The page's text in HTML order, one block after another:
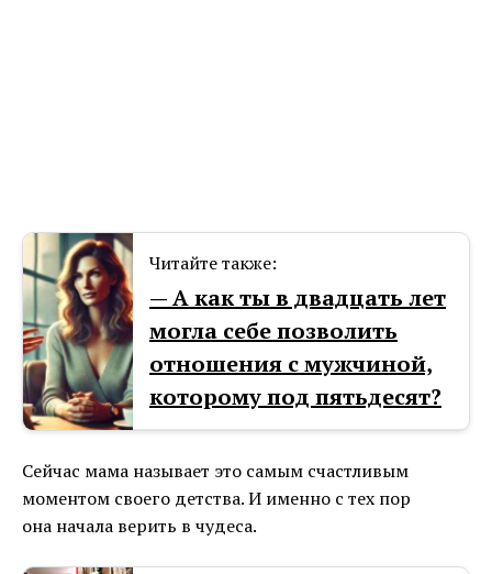
Читайте также:
— А как ты в двадцать лет
могла себе позволить
отношения с мужчиной,
которому под пятьдесят?
Сейчас мама называет это самым счастливым
моментом своего детства. И именно с тех пор
она начала верить в чудеса.